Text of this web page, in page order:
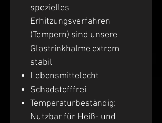
spezielles
Erhitzungsverfahren
(Tempern) sind unsere
Glastrinkhalme extrem
stabil
Lebensmittelecht
Schadstofffrei
Temperaturbeständig:
Nutzbar für Heiß- und